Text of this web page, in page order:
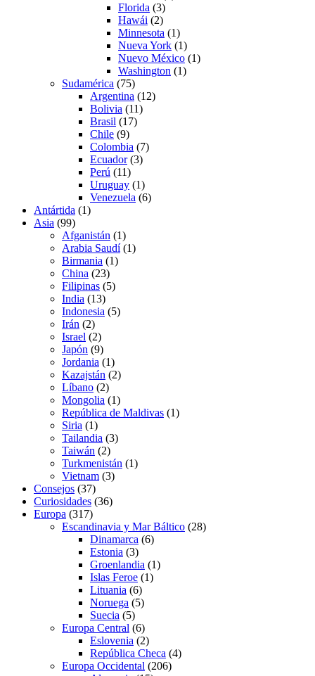
Florida (3)
Hawái (2)
Minnesota (1)
Nueva York (1)
Nuevo México (1)
Washington (1)
Sudamérica (75)
Argentina (12)
Bolivia (11)
Brasil (17)
Chile (9)
Colombia (7)
Ecuador(3)
Perú (11)
Uruguay (1)
Venezuela (6)
Antártida (1)
Asia (99)
Afganistán (1)
Arabia Saudí(1)
Birmania (1)
China (23)
Filipinas (5)
India (13)
Indonesia (5)
Irán (2)
Israel (2)
Japón (9)
Jordania (1)
Kazajstán (2)
Líbano (2)
Mongolia (1)
República de Maldivas (1)
Siria (1)
Tailandia (3)
Taiwán (2)
Turkmenistán (1)
Vietnam (3)
Consejos (37)
Curiosidades (36)
Europa (317)
Escandinavia y Mar Báltico (28)
Dinamarca (6)
Estonia (3)
Groenlandia (1)
Islas Feroe (1)
Lituania (6)
Noruega (5)
Suecia (5)
Europa Central (6)
Eslovenia (2)
República Checa (4)
Europa Occidental (206)